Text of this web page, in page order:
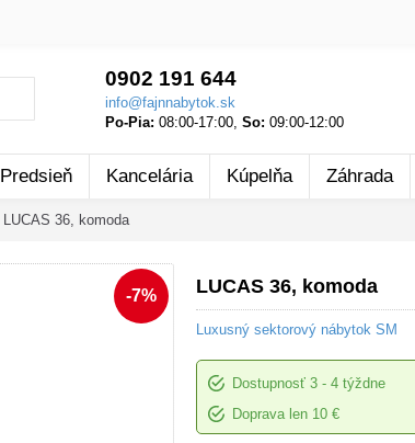
0902 191 644
info@fajnnabytok.sk
Po-Pia: 08:00-17:00, So: 09:00-12:00
Predsieň Kancelária Kúpelňa Záhrada
LUCAS 36, komoda
-7% LUCAS 36, komoda
Luxusný sektorový nábytok SM
Dostupnosť 3 - 4 týždne
Doprava len 10 €